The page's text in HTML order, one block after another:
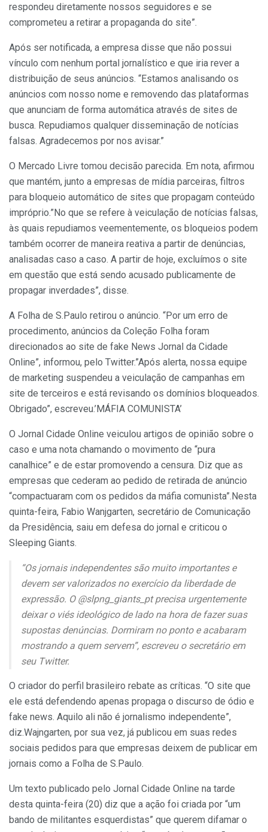
respondeu diretamente nossos seguidores e se
comprometeu a retirar a propaganda do site”.
Após ser notificada, a empresa disse que não possui
vínculo com nenhum portal jornalístico e que iria rever a
distribuição de seus anúncios. “Estamos analisando os
anúncios com nosso nome e removendo das plataformas
que anunciam de forma automática através de sites de
busca. Repudiamos qualquer disseminação de notícias
falsas. Agradecemos por nos avisar.”
O Mercado Livre tomou decisão parecida. Em nota, afirmou
que mantém, junto a empresas de mídia parceiras, filtros
para bloqueio automático de sites que propagam conteúdo
impróprio.”No que se refere à veiculação de notícias falsas,
às quais repudiamos veementemente, os bloqueios podem
também ocorrer de maneira reativa a partir de denúncias,
analisadas caso a caso. A partir de hoje, excluímos o site
em questão que está sendo acusado publicamente de
propagar inverdades”, disse.
A Folha de S.Paulo retirou o anúncio. “Por um erro de
procedimento, anúncios da Coleção Folha foram
direcionados ao site de fake News Jornal da Cidade
Online”, informou, pelo Twitter.”Após alerta, nossa equipe
de marketing suspendeu a veiculação de campanhas em
site de terceiros e está revisando os domínios bloqueados.
Obrigado”, escreveu.’MÁFIA COMUNISTA’
O Jornal Cidade Online veiculou artigos de opinião sobre o
caso e uma nota chamando o movimento de “pura
canalhice” e de estar promovendo a censura. Diz que as
empresas que cederam ao pedido de retirada de anúncio
“compactuaram com os pedidos da máfia comunista”.Nesta
quinta-feira, Fabio Wanjgarten, secretário de Comunicação
da Presidência, saiu em defesa do jornal e criticou o
Sleeping Giants.
“Os jornais independentes são muito importantes e
devem ser valorizados no exercício da liberdade de
expressão. O @slpng_giants_pt precisa urgentemente
deixar o viés ideológico de lado na hora de fazer suas
supostas denúncias. Dormiram no ponto e acabaram
mostrando a quem servem”, escreveu o secretário em
seu Twitter.
O criador do perfil brasileiro rebate as críticas. “O site que
ele está defendendo apenas propaga o discurso de ódio e
fake news. Aquilo ali não é jornalismo independente”,
diz.Wajngarten, por sua vez, já publicou em suas redes
sociais pedidos para que empresas deixem de publicar em
jornais como a Folha de S.Paulo.
Um texto publicado pelo Jornal Cidade Online na tarde
desta quinta-feira (20) diz que a ação foi criada por “um
bando de militantes esquerdistas” que querem difamar o